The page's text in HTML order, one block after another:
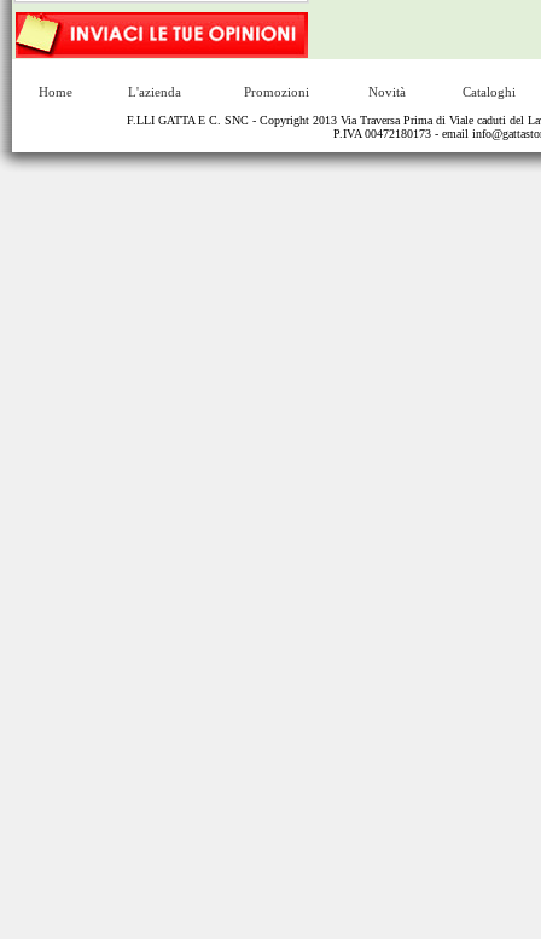
Home L'azienda Promozioni Novità Cataloghi
F.LLI GATTA E C. SNC - Copyright 2013 Via Traversa Prima di Viale caduti del
P.IVA 00472180173 - email